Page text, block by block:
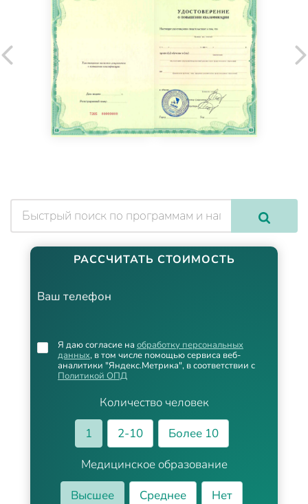
РАССЧИТАТЬ СТОИМОСТЬ
Ваш телефон
Количество человек
1
2-10
Более 10
Медицинское образование
Высшее
Среднее Нет
Я даю согласие на обработку персональных
данных, в том числе помощью сервиса веб-
аналитики "Яндекс.Метрика", в соответствии с
Политикой ОПД